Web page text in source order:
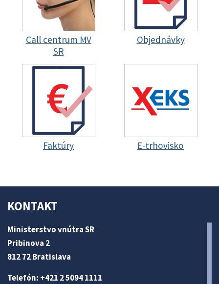
Call centrum MV
SR
Objednávky
Faktúry E-trhovisko
KONTAKT
Ministerstvo vnútra SR
Pribinova 2
812 72 Bratislava
Telefón: +421 2 5094 1111